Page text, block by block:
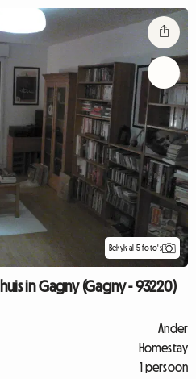
Bekyk al 5 foto's
in Gagny (Gagny - 93220)
Ander
Homestay
1 persoon